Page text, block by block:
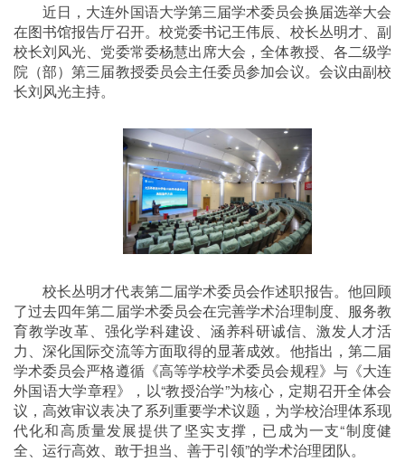
近日，大连外国语大学第三届学术委员会换届选举大会
在图书馆报告厅召开。校党委书记王伟辰、校长丛明才、副
校长刘风光、党委常委杨慧出席大会，全体教授、各二级学
院（部）第三届教授委员会主任委员参加会议。会议由副校
长刘风光主持。
校长丛明才代表第二届学术委员会作述职报告。他回顾
了过去四年第二届学术委员会在完善学术治理制度、服务教
育教学改革、强化学科建设、涵养科研诚信、激发人才活
力、深化国际交流等方面取得的显著成效。他指出，第二届
学术委员会严格遵循《高等学校学术委员会规程》与《大连
外国语大学章程》，以“教授治学”为核心，定期召开全体会
议，高效审议表决了系列重要学术议题，为学校治理体系现
代化和高质量发展提供了坚实支撑，已成为一支“制度健
全、运行高效、敢于担当、善于引领”的学术治理团队。